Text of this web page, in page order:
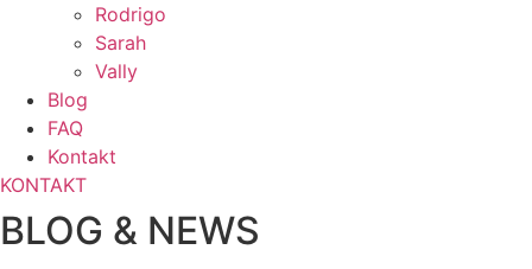
Rodrigo
Sarah
Vally
Blog
FAQ
Kontakt
KONTAKT
BLOG & NEWS